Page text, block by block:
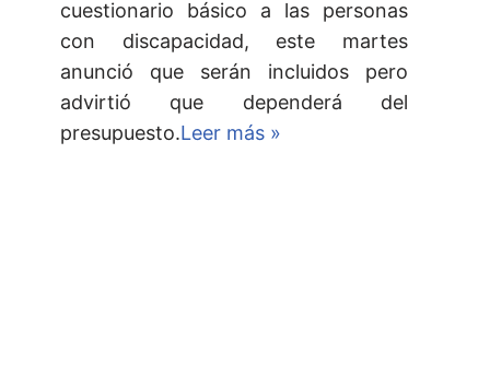
cuestionario básico a las personas
con discapacidad, este martes
anunció que serán incluidos pero
advirtió que dependerá del
presupuesto.Leer más »